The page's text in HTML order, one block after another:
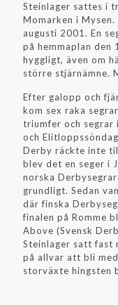
Steinlager sattes i
Momarken i
augusti 2001. En
på hemmaplan den
hyggligt, även om
större stjärnämne.
Efter galopp och
kom sex raka
triumfer och segrar
och
Derby räckte inte
blev det en seger i
norska
grundligt. Sedan
där finska
finalen på Romme
Above (Svensk
Steinlager satt fast
på allvar att bli
storväxte hingsten